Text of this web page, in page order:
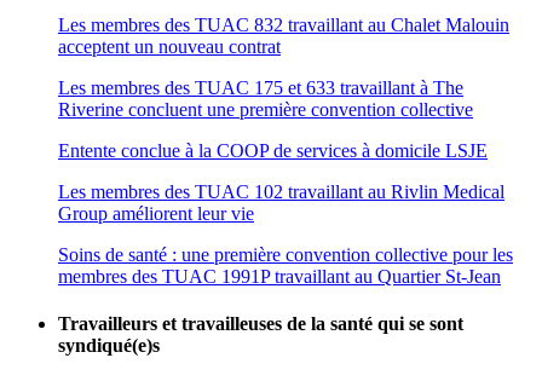
Les membres des TUAC 832 travaillant au Chalet Malouin
acceptent un nouveau contrat
Les membres des TUAC 175 et 633 travaillant à The
Riverine concluent une première convention collective
Entente conclue à la COOP de services à domicile LSJE
Les membres des TUAC 102 travaillant au Rivlin Medical
Group améliorent leur vie
Soins de santé : une première convention collective pour les
membres des TUAC 1991P travaillant au Quartier St-Jean
Travailleurs et travailleuses de la santé qui se sont
syndiqué(e)s